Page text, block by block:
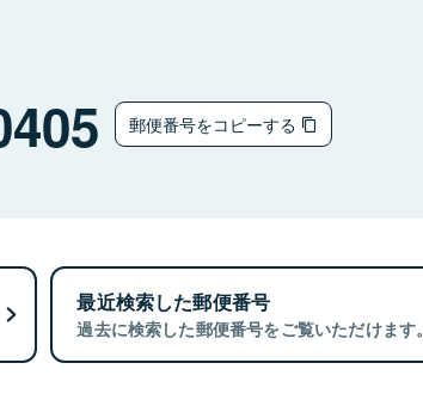
郵便番号をコピーする
最近検索した郵便番号
過去に検索した郵便番号をご覧いただけます。